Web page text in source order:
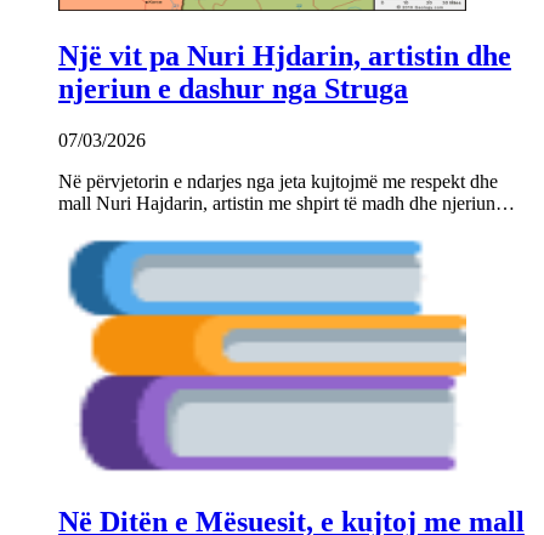
Një vit pa Nuri Hjdarin, artistin dhe
njeriun e dashur nga Struga
07/03/2026
Në përvjetorin e ndarjes nga jeta kujtojmë me respekt dhe
mall Nuri Hajdarin, artistin me shpirt të madh dhe njeriun…
Në Ditën e Mësuesit, e kujtoj me mall